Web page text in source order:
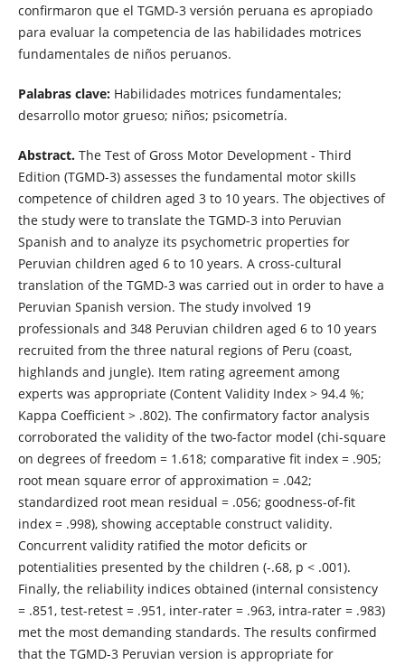
confirmaron que el TGMD-3 versión peruana es apropiado
para evaluar la competencia de las habilidades motrices
fundamentales de niños peruanos.
Palabras clave:Habilidades motrices fundamentales;
desarrollo motor grueso; niños; psicometría.
Abstract.The Test of Gross Motor Development - Third
Edition (TGMD-3) assesses the fundamental motor skills
competence of children aged 3 to 10 years. The objectives of
the study were to translate the TGMD-3 into Peruvian
Spanish and to analyze its psychometric properties for
Peruvian children aged 6 to 10 years. A cross-cultural
translation of the TGMD-3 was carried out in order to have a
Peruvian Spanish version. The study involved 19
professionals and 348 Peruvian children aged 6 to 10 years
recruited from the three natural regions of Peru (coast,
highlands and jungle). Item rating agreement among
experts was appropriate (Content Validity Index > 94.4 %;
Kappa Coefficient > .802). The confirmatory factor analysis
corroborated the validity of the two-factor model (chi-square
on degrees of freedom = 1.618; comparative fit index = .905;
root mean square error of approximation = .042;
standardized root mean residual = .056; goodness-of-fit
index = .998), showing acceptable construct validity.
Concurrent validity ratified the motor deficits or
potentialities presented by the children (-.68, p < .001).
Finally, the reliability indices obtained (internal consistency
= .851, test-retest = .951, inter-rater = .963, intra-rater = .983)
met the most demanding standards. The results confirmed
that the TGMD-3 Peruvian version is appropriate for